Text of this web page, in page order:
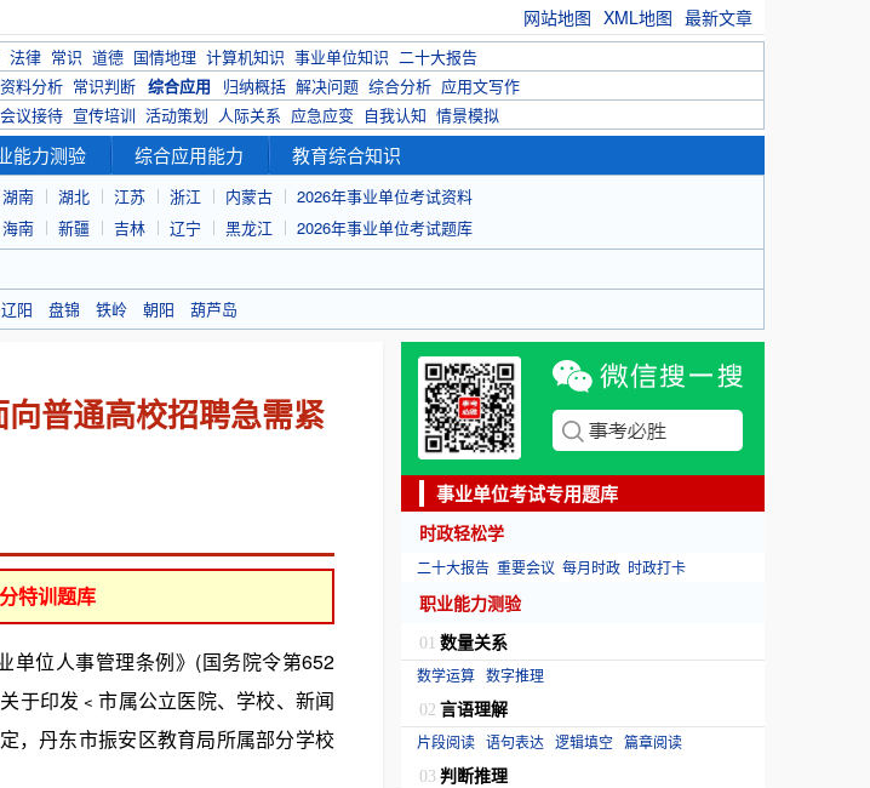
网站地图 XML地图 最新文章
法律 常识 道德 国情地理 计算机知识 事业单位知识 二十大报告
资料分析 常识判断 综合应用 归纳概括 解决问题 综合分析 应用文写作
会议接待 宣传培训 活动策划 人际关系 应急应变 自我认知 情景模拟
能力测验 综合应用能力 教育综合知识
湖南 湖北 江苏 浙江 内蒙古
2026年事业单位考试资料
海南 新疆 吉林 辽宁 黑龙江
2026年事业单位考试题库
辽阳 盘锦 铁岭 朝阳 葫芦岛
普通高校招聘急需紧
特训题库
位人事管理条例》(国务院令第652
于印发﹤市属公立医院、学校、新闻
，丹东市振安区教育局所属部分学校
事业单位考试专用题库
时政轻松学
二十大报告 重要会议 每月时政 时政打卡
职业能力测验
01 数量关系
数学运算 数字推理
02 言语理解
片段阅读 语句表达 逻辑填空 篇章阅读
03 判断推理